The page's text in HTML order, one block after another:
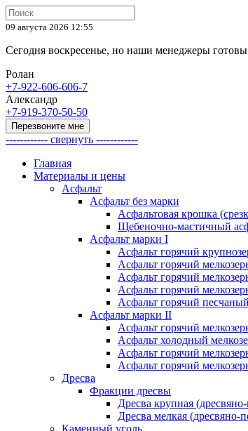
09 августа 2026 12:55
Сегодня воскресенье, но наши менеджеры
Ролан
+7-922-606-606-7
Александр
+7-919-370-50-50
Перезвоните мне
------------ свернуть ------------
Главная
Материалы и цены
Асфальт
Асфальт без марки
Асфальтовая крошка
Щебеночно-мастичный
Асфальт марки I
Асфальт горячий
Асфальт горячий
Асфальт горячий
Асфальт горячий
Асфальт горячий
Асфальт марки II
Асфальт горячий
Асфальт холодный
Асфальт горячий
Асфальт горячий
Дресва
Фракции дресвы
Дресва крупная
Дресва мелкая (дресвяно-
Каменный уголь